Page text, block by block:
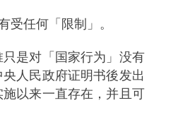
任何「限制」。
是对「国家行为」没有
人民政府证明书後发出
以来一直存在，并且可